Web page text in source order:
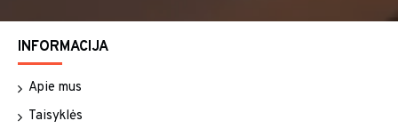
INFORMACIJA
Apie mus
Taisyklės